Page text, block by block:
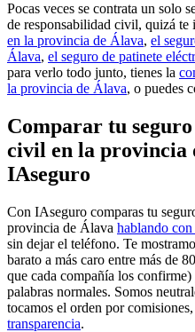
Pocas veces se contrata un solo
de responsabilidad civil, quizá te
en la provincia de Álava, el
Álava, el seguro de patinete
para verlo todo junto, tienes la
la provincia de Álava, o puedes
Comparar tu
civil en la provincia
IAseguro
Con IAseguro comparas tu
provincia de Álava hablando
sin dejar el teléfono. Te
barato a más caro entre más de
que cada compañía los
palabras normales. Somos
tocamos el orden por
transparencia.